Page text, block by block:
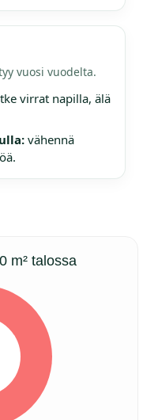
vuosi vuodelta.
virrat napilla, älä
vähennä
m² talossa